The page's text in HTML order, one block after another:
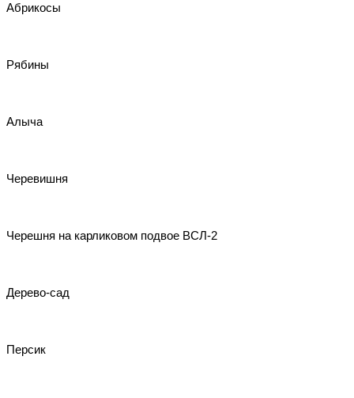
Абрикосы
Рябины
Алыча
Черевишня
Черешня на карликовом подвое ВСЛ-2
Дерево-сад
Персик